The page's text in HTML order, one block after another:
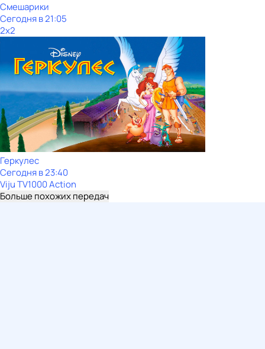
Смешарики
Сегодня в 21:05
2x2
Геркулес
Сегодня в 23:40
Viju TV1000 Action
Больше похожих передач